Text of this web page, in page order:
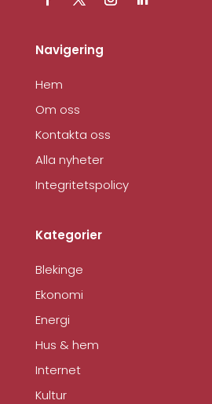
Navigering
Hem
Om oss
Kontakta oss
Alla nyheter
Integritetspolicy
Kategorier
Blekinge
Ekonomi
Energi
Hus & hem
Internet
Kultur